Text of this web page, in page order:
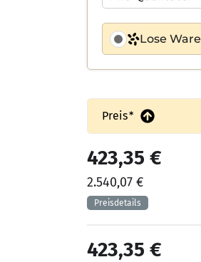
Lose Ware
Preis*
423,35 €
2.540,07 €
423,35 €